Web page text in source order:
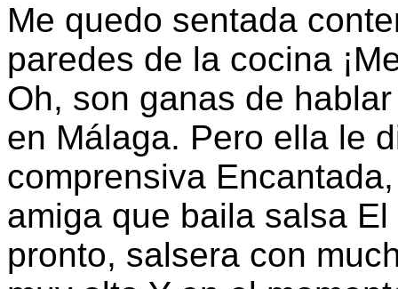
Me quedo sentada
paredes de la cocina
Oh, son ganas de
en Málaga. Pero ella le
comprensiva
amiga que baila salsa
pronto, salsera con